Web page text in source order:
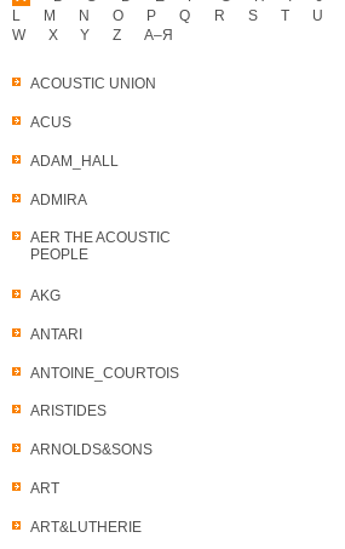
ACOUSTIC UNION
ACUS
ADAM_HALL
ADMIRA
AER THE ACOUSTIC
PEOPLE
AKG
ANTARI
ANTOINE_COURTOIS
ARISTIDES
ARNOLDS&SONS
ART
ART&LUTHERIE
L
M N O P Q R S T U
W
X Y Z А–Я